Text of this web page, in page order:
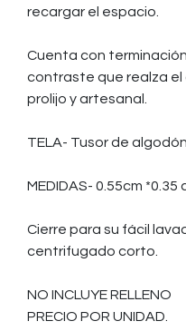
recargar el espacio.
Cuenta con
contraste que realza el
prolijo y artesanal.
TELA- Tusor de
MEDIDAS- 0.55cm *0.35
Cierre para su fácil
centrifugado corto.
NO INCLUYE RELLENO
PRECIO POR UNIDAD.